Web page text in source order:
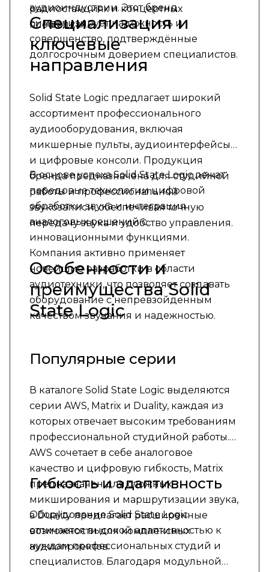
радиостанциях и концертных
площадках.
аудиоиндустрии. Этот бренд
символизирует надежность и
совершенство, подтверждённые
долгосрочным доверием специалистов.
Специализация и
ключевые
направления
Solid State Logic предлагает широкий
ассортимент профессионального
аудиооборудования, включая
микшерные пульты, аудиоинтерфейсы
и цифровые консоли. Продукция
бренда предназначена для студийной
работы и профессиональной
звукозаписи, обеспечивая точную
передачу звука и удобство управления.
В основе успеха Solid State Logic лежат
передовые технологии цифровой
обработки звука и интеграция
аналоговых решений с
инновационными функциями.
Компания активно применяет
новейшие разработки в области
аудиотехники, что позволяет создавать
оборудование с непревзойденным
качеством звучания и надежностью.
Особенности и
преимущества Solid
State Logic
Популярные серии
В каталоге Solid State Logic выделяются
серии AWS, Matrix и Duality, каждая из
которых отвечает высоким требованиям
профессиональной студийной работы.
AWS сочетает в себе аналоговое
качество и цифровую гибкость, Matrix
предназначен для сложных
микширования и маршрутизации звука,
а Duality предлагает расширенные
возможности для комплексных
аудиопроектов.
Гибкость и адаптивность
Оборудование Solid State Logic
отличается высокой адаптивностью к
нуждам профессиональных студий и
специалистов. Благодаря модульной